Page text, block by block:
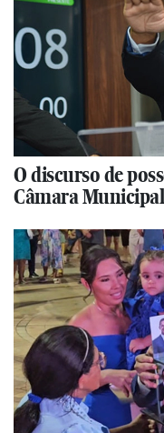
O discurso de
Câmara